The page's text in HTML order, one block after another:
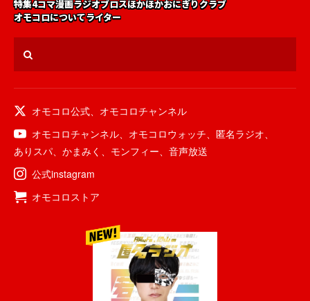
特集4コマ漫画ラジオブロスほかほかおにぎりクラブ
オモコロについてライター
オモコロ公式
オモコロチャンネル
オモコロチャンネル
オモコロウォッチ 匿名ラジオ
ありスパ
かまみく モンフィー
音声放送
公式instagram
オモコロストア